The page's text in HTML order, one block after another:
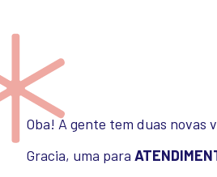
Oba! A gente tem duas novas
Gracia, uma para